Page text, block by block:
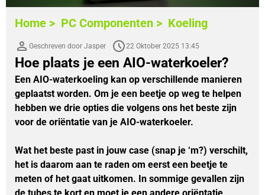
Home > PC Componenten > Koeling
Geschreven door Jasper 22 Oktober 2025 13:45
Hoe plaats je een AIO-waterkoeler?
Een AIO-waterkoeling kan op verschillende manieren
geplaatst worden. Om je een beetje op weg te helpen
hebben we drie opties die volgens ons het beste zijn
voor de oriëntatie van je AIO-waterkoeler.
Wat het beste past in jouw case (snap je ‘m?) verschilt,
het is daarom aan te raden om eerst een beetje te
meten of het gaat uitkomen. In sommige gevallen zijn